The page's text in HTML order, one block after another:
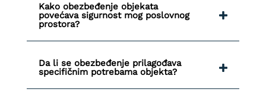
Kako obezbeđenje objekata
povećava sigurnost mog poslovnog
prostora?
Da li se obezbeđenje prilagođava
specifičnim potrebama objekta?